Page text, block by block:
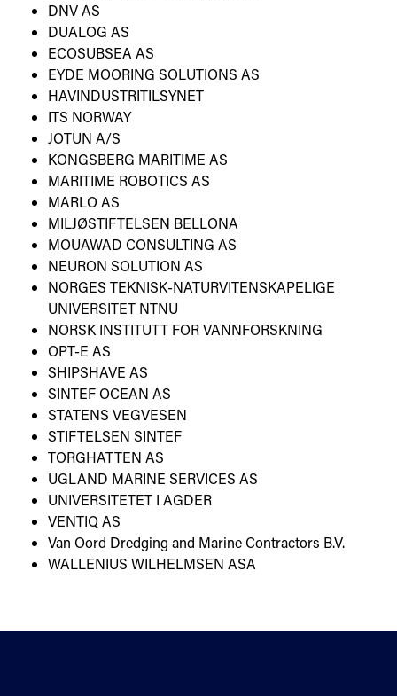
DNV AS
DUALOG AS
ECOSUBSEA AS
EYDE MOORING SOLUTIONS AS
HAVINDUSTRITILSYNET
ITS NORWAY
JOTUN A/S
KONGSBERG MARITIME AS
MARITIME ROBOTICS AS
MARLO AS
MILJØSTIFTELSEN BELLONA
MOUAWAD CONSULTING AS
NEURON SOLUTION AS
NORGES TEKNISK-NATURVITENSKAPELIGE
UNIVERSITET NTNU
NORSK INSTITUTT FOR VANNFORSKNING
OPT-E AS
SHIPSHAVE AS
SINTEF OCEAN AS
STATENS VEGVESEN
STIFTELSEN SINTEF
TORGHATTEN AS
UGLAND MARINE SERVICES AS
UNIVERSITETET I AGDER
VENTIQ AS
Van Oord Dredging and Marine Contractors B.V.
WALLENIUS WILHELMSEN ASA